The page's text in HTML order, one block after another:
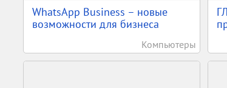
WhatsApp Business – новые
возможности для бизнеса
Компьютеры